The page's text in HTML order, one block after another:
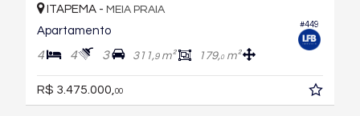
#449
ITAPEMA - MEIA PRAIA
Apartamento
4 4 3 311,9m² 179,0m²
R$ 3.475.000, 00